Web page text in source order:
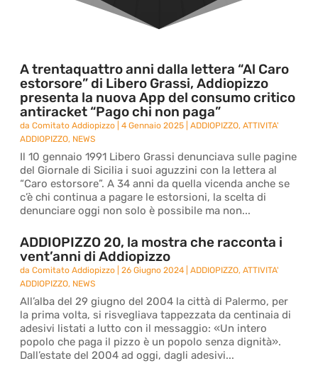
A trentaquattro anni dalla lettera “Al Caro
estorsore” di Libero Grassi, Addiopizzo
presenta la nuova App del consumo critico
antiracket “Pago chi non paga”
daComitato Addiopizzo |4 Gennaio 2025 |ADDIOPIZZO,ATTIVITA'
ADDIOPIZZO, NEWS
Il 10 gennaio 1991 Libero Grassi denunciava sulle pagine
del Giornale di Sicilia i suoi aguzzini con la lettera al
“Caro estorsore”. A 34 anni da quella vicenda anche se
c’è chi continua a pagare le estorsioni, la scelta di
denunciare oggi non solo è possibile ma non...
ADDIOPIZZO 20, la mostra che racconta i
vent’anni di Addiopizzo
daComitato Addiopizzo |26 Giugno 2024 |ADDIOPIZZO,ATTIVITA'
ADDIOPIZZO, NEWS
All’alba del 29 giugno del 2004 la città di Palermo, per
la prima volta, si risvegliava tappezzata da centinaia di
adesivi listati a lutto con il messaggio: «Un intero
popolo che paga il pizzo è un popolo senza dignità».
Dall’estate del 2004 ad oggi, dagli adesivi...